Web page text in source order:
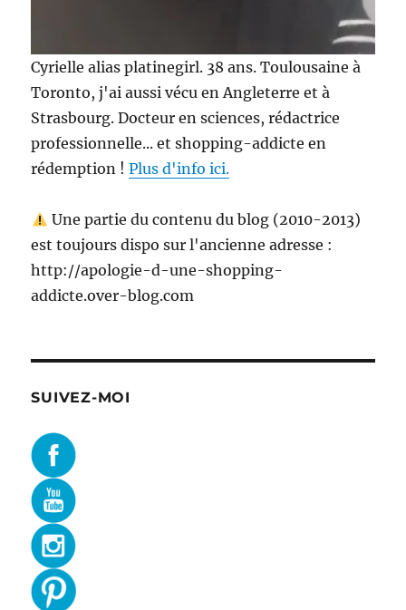
Cyrielle alias platinegirl. 38 ans. Toulousaine à
Toronto, j'ai aussi vécu en Angleterre et à
Strasbourg. Docteur en sciences, rédactrice
professionnelle... et shopping-addicte en
rédemption !Plus d'info ici.
Une partie du contenu du blog (2010-2013)
est toujours dispo sur l'ancienne adresse :
http://apologie-d-une-shopping-
addicte.over-blog.com
SUIVEZ-MOI